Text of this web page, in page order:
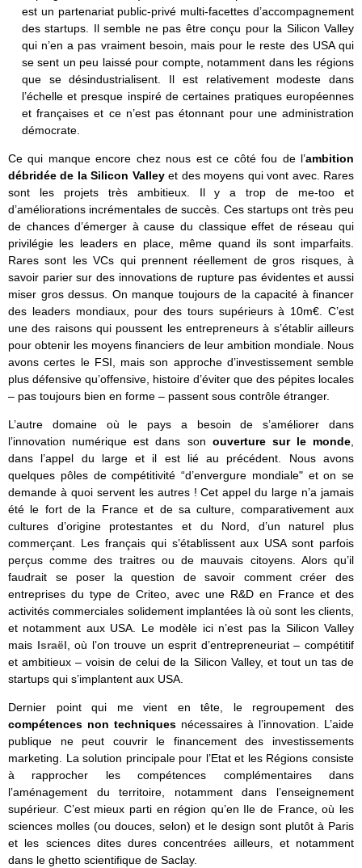
est un partenariat public-privé multi-facettes d’accompagnement
des startups. Il semble ne pas être conçu pour la Silicon Valley
qui n’en a pas vraiment besoin, mais pour le reste des USA qui
se sent un peu laissé pour compte, notamment dans les régions
que se désindustrialisent. Il est relativement modeste dans
l’échelle et presque inspiré de certaines pratiques européennes
et françaises et ce n’est pas étonnant pour une administration
démocrate.
Ce qui manque encore chez nous est ce côté fou de l’ambition
débridée de la Silicon Valleyet des moyens qui vont avec. Rares
sont les projets très ambitieux. Il y a trop de me-too et
d’améliorations incrémentales de succès. Ces startups ont très peu
de chances d’émerger à cause du classique effet de réseau qui
privilégie les leaders en place, même quand ils sont imparfaits.
Rares sont les VCs qui prennent réellement de gros risques, à
savoir parier sur des innovations de rupture pas évidentes et aussi
miser gros dessus. On manque toujours de la capacité à financer
des leaders mondiaux, pour des tours supérieurs à 10m€. C’est
une des raisons qui poussent les entrepreneurs à s’établir ailleurs
pour obtenir les moyens financiers de leur ambition mondiale. Nous
avons certes le FSI, mais son approche d’investissement semble
plus défensive qu’offensive, histoire d’éviter que des pépites locales
– pas toujours bien en forme – passent sous contrôle étranger.
L’autre domaine où le pays a besoin de s’améliorer dans
l’innovation numérique est dans son ouverture sur le monde,
dans l’appel du large et il est lié au précédent. Nous avons
quelques pôles de compétitivité “d’envergure mondiale" et on se
demande à quoi servent les autres ! Cet appel du large n’a jamais
été le fort de la France et de sa culture, comparativement aux
cultures d’origine protestantes et du Nord, d’un naturel plus
commerçant. Les français qui s’établissent aux USA sont parfois
perçus comme des traitres ou de mauvais citoyens. Alors qu’il
faudrait se poser la question de savoir comment créer des
entreprises du type de Criteo, avec une R&D en France et des
activités commerciales solidement implantées là où sont les clients,
et notamment aux USA. Le modèle ici n’est pas la Silicon Valley
mais Israël, où l’on trouve un esprit d’entrepreneuriat – compétitif
et ambitieux – voisin de celui de la Silicon Valley, et tout un tas de
startups qui s’implantent aux USA.
Dernier point qui me vient en tête, le regroupement des
compétences non techniques nécessaires à l’innovation. L’aide
publique ne peut couvrir le financement des investissements
marketing. La solution principale pour l’Etat et les Régions consiste
à rapprocher les compétences complémentaires dans
l’aménagement du territoire, notamment dans l’enseignement
supérieur. C’est mieux parti en région qu’en Ile de France, où les
sciences molles (ou douces, selon) et le design sont plutôt à Paris
et les sciences dites dures concentrées ailleurs, et notamment
dans le ghetto scientifique de Saclay.